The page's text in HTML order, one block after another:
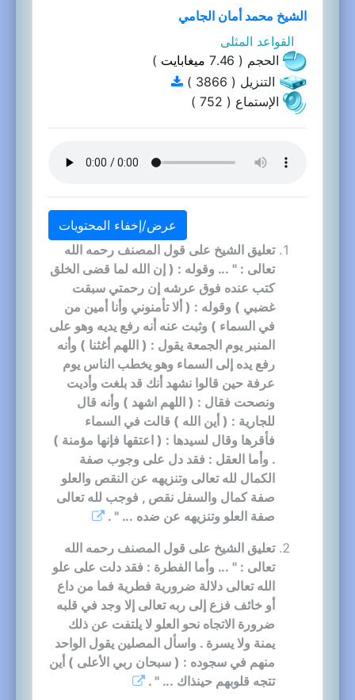
الشيخ محمد أمان الجامي
القواعد المثلى
الحجم ( 7.46
ميغابايت )
التنزيل ( 3866 )
الإستماع ( 752 )
عرض/إخفاء المحتويات
تعليق الشيخ على قول المصنف رحمه الله
تعالى : " ... وقوله : ( إن الله لما قضى الخلق
كتب عنده فوق عرشه إن رحمتي سبقت
غضبي ) وقوله : ( ألا تأمنوني وأنا أمين من
في السماء ) وثبت عنه أنه رفع يديه وهو على
المنبر يوم الجمعة يقول : ( اللهم أغثنا ) وأنه
رفع يده إلى السماء وهو يخطب الناس يوم
عرفة حين قالوا نشهد أنك قد بلغت وأديت
ونصحت فقال : ( اللهم اشهد ) وأنه قال
للجارية : ( أين الله ) قالت في السماء
فأقرها وقال لسيدها : ( اعتقها فإنها مؤمنة )
. وأما العقل : فقد دل على وجوب صفة
الكمال لله تعالى وتنزيهه عن النقص والعلو
صفة كمال والسفل نقص , فوجب لله تعالى
صفة العلو وتنزيهه عن ضده ... " .
تعليق الشيخ على قول المصنف رحمه الله
تعالى : " ... وأما الفطرة : فقد دلت على علو
الله تعالى دلالة ضرورية فطرية فما من داع
أو خائف فزع إلى ربه تعالى إلا وجد في قلبه
ضرورة الاتجاه نحو العلو لا يلتفت عن ذلك
يمنة ولا يسرة . واسأل المصلين يقول الواحد
منهم في سجوده : ( سبحان ربي الأعلى ) أين
تتجه قلوبهم حينذاك ... " .